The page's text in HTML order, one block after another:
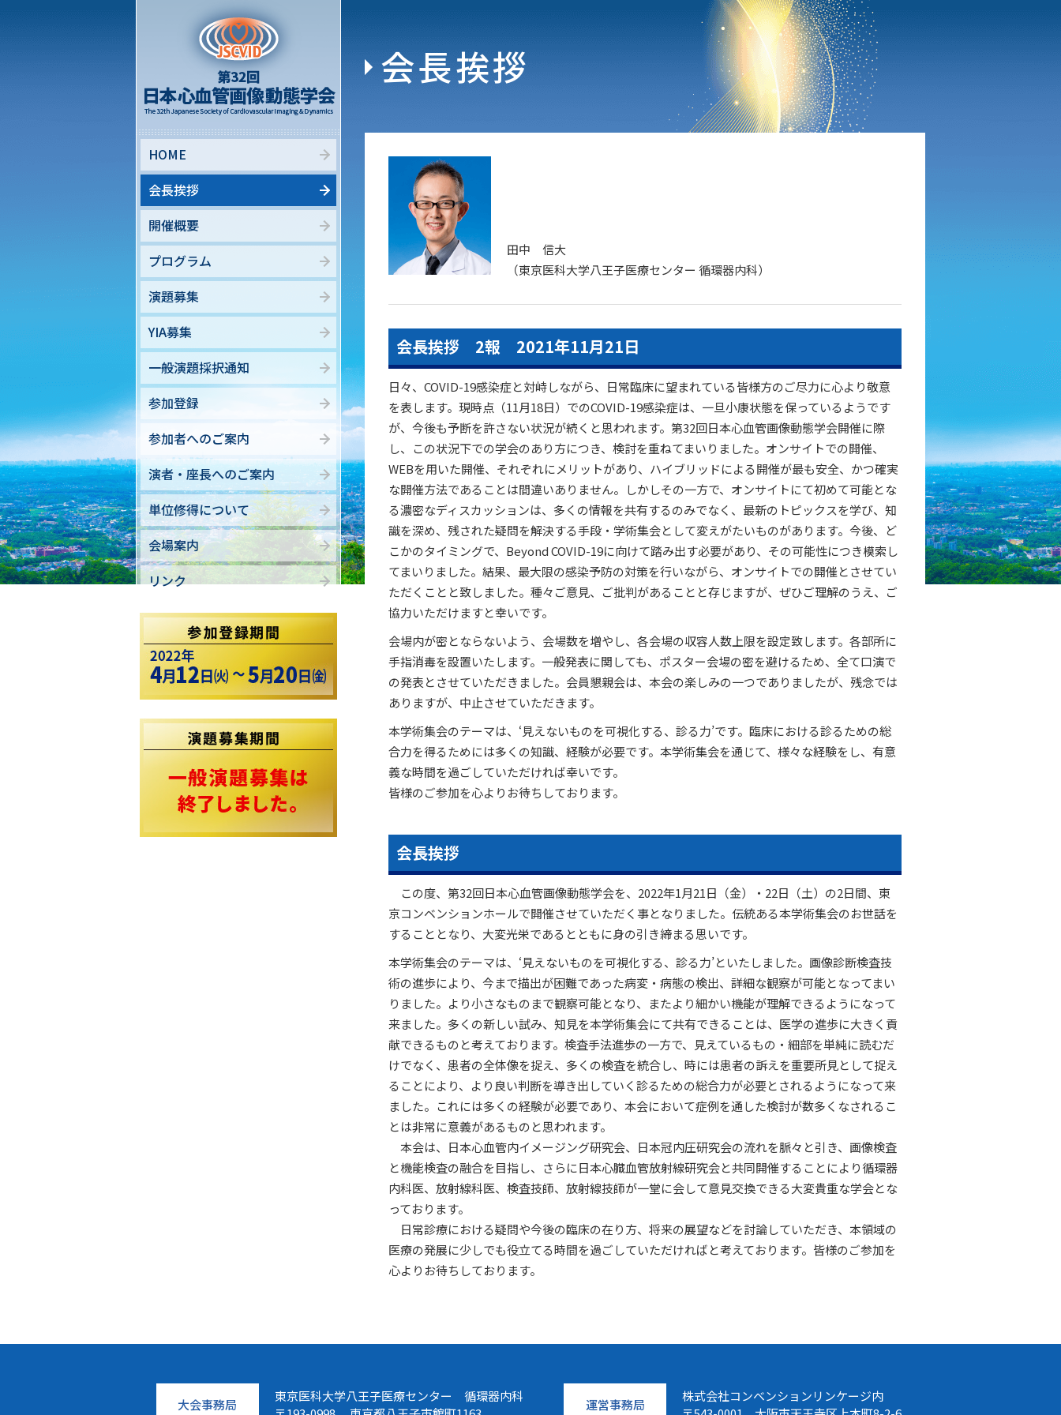
会長挨拶
田中 信大
（東京医科大学八王子医療センター 循環器内科）
会長挨拶 2報 2021年11月21日
日々、COVID-19感染症と対峙しながら、日常臨床に望まれている皆様方のご尽力に心より敬意
を表します。現時点（11月18日）でのCOVID-19感染症は、一旦小康状態を保っているようです
が、今後も予断を許さない状況が続くと思われます。第32回日本心血管画像動態学会開催に際
し、この状況下での学会のあり方につき、検討を重ねてまいりました。オンサイトでの開催、
WEBを用いた開催、それぞれにメリットがあり、ハイブリッドによる開催が最も安全、かつ確実
な開催方法であることは間違いありません。しかしその一方で、オンサイトにて初めて可能とな
る濃密なディスカッションは、多くの情報を共有するのみでなく、最新のトピックスを学び、知
識を深め、残された疑問を解決する手段・学術集会として変えがたいものがあります。今後、ど
こかのタイミングで、Beyond COVID-19に向けて踏み出す必要があり、その可能性につき模索し
てまいりました。結果、最大限の感染予防の対策を行いながら、オンサイトでの開催とさせてい
ただくことと致しました。種々ご意見、ご批判があることと存じますが、ぜひご理解のうえ、ご
協力いただけますと幸いです。
会場内が密とならないよう、会場数を増やし、各会場の収容人数上限を設定致します。各部所に
手指消毒を設置いたします。一般発表に関しても、ポスター会場の密を避けるため、全て口演で
の発表とさせていただきました。会員懇親会は、本会の楽しみの一つでありましたが、残念では
ありますが、中止させていただきます。
本学術集会のテーマは、‘見えないものを可視化する、診る力’です。臨床における診るための総
合力を得るためには多くの知識、経験が必要です。本学術集会を通じて、様々な経験をし、有意
義な時間を過ごしていただければ幸いです。
皆様のご参加を心よりお待ちしております。
会長挨拶
この度、第32回日本心血管画像動態学会を、2022年1月21日（金）・22日（土）の2日間、東
京コンベンションホールで開催させていただく事となりました。伝統ある本学術集会のお世話を
することとなり、大変光栄であるとともに身の引き締まる思いです。
本学術集会のテーマは、‘見えないものを可視化する、診る力’といたしました。画像診断検査技
術の進歩により、今まで描出が困難であった病変・病態の検出、詳細な観察が可能となってまい
りました。より小さなものまで観察可能となり、またより細かい機能が理解できるようになって
来ました。多くの新しい試み、知見を本学術集会にて共有できることは、医学の進歩に大きく貢
献できるものと考えております。検査手法進歩の一方で、見えているもの・細部を単純に読むだ
けでなく、患者の全体像を捉え、多くの検査を統合し、時には患者の訴えを重要所見として捉え
ることにより、より良い判断を導き出していく診るための総合力が必要とされるようになって来
ました。これには多くの経験が必要であり、本会において症例を通した検討が数多くなされるこ
とは非常に意義があるものと思われます。
本会は、日本心血管内イメージング研究会、日本冠内圧研究会の流れを脈々と引き、画像検査
と機能検査の融合を目指し、さらに日本心臓血管放射線研究会と共同開催することにより循環器
内科医、放射線科医、検査技師、放射線技師が一堂に会して意見交換できる大変貴重な学会とな
っております。
日常診療における疑問や今後の臨床の在り方、将来の展望などを討論していただき、本領域の
医療の発展に少しでも役立てる時間を過ごしていただければと考えております。皆様のご参加を
心よりお待ちしております。
HOME
会長挨拶
開催概要
プログラム
演題募集
YIA募集
一般演題採択通知
参加登録
参加者へのご案内
演者・座長へのご案内
単位修得について
会場案内
リンク
大会事務局
東京医科大学八王子医療センター 循環器内科
運営事務局
株式会社コンベンションリンケージ内